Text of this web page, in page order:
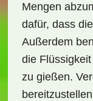
Mengen
dafür, dass
Außerdem
die
zu gießen.